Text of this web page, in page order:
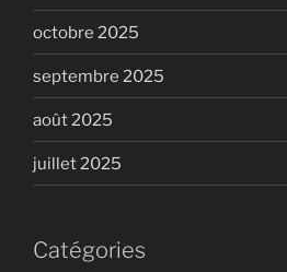
octobre 2025
septembre 2025
août 2025
juillet 2025
Catégories